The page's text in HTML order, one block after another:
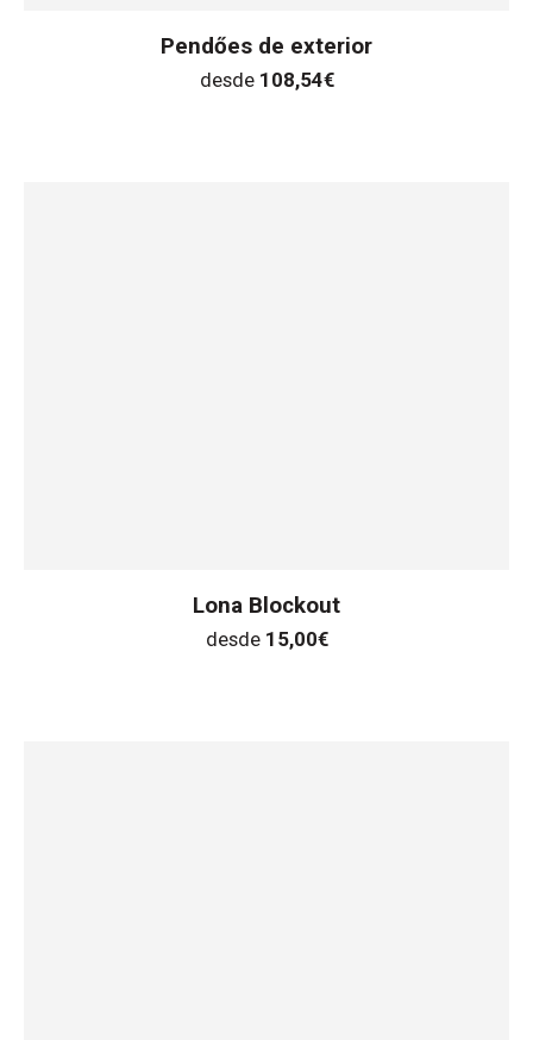
Pendőes de exterior
desde 108,54€
Lona Blockout
desde 15,00€